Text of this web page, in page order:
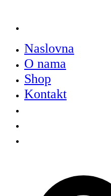
Naslovna
O nama
Shop
Kontakt